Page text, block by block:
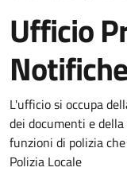
Ufficio
L'ufficio si occupa
dei documenti e
funzioni di polizia
Polizia Locale